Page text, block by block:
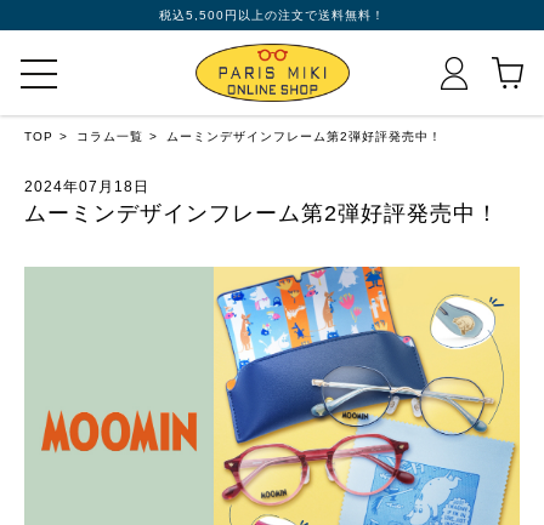
税込5,500円以上の注文で送料無料！
TOP コラム一覧 ムーミンデザインフレーム第2弾好評発売中！
2024年07月18日
ムーミンデザインフレーム第2弾好評発売中！